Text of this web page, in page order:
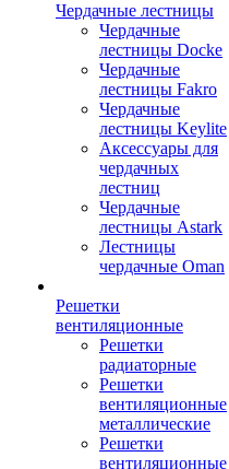
Чердачные лестницы
Чердачные
лестницы Docke
Чердачные
лестницы Fakro
Чердачные
лестницы Keylite
Аксессуары для
чердачных
лестниц
Чердачные
лестницы Astark
Лестницы
чердачные Oman
Решетки
вентиляционные
Решетки
радиаторные
Решетки
вентиляционные
металлические
Решетки
вентиляционные